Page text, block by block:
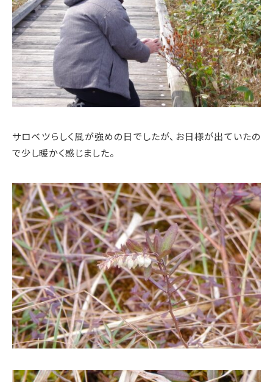
サロベツらしく風が強めの日でしたが、お日様が出ていたの
で少し暖かく感じました。